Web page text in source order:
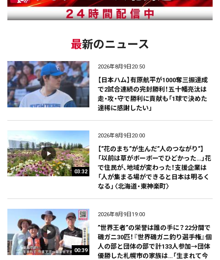
最新のニュース
2026年8月9日20:50
【日本ハム】有原航平が1000奪三振達成
で2試合連続の完封勝利！五十幡亮汰は
走・攻・守で勝利に貢献も「1球で決めた
達稀に感謝したい」
03:32
2026年8月9日20:00
【”花のまち”が生んだ”人のつながり”】
「以前は草がボーボーでひどかった…」花
で住民が、地域が変わった！支援企業は
「人が集まる場ができると日本は明るく
なる」〈北海道・東神楽町〉
00:39
2026年8月9日19:00
”世界王者”の栄誉は誰の手に？22分間で
磯ガニ30匹！『世界磯ガニ釣り選手権』個
人の部と団体の部で計133人参加→団体
優勝した札幌市の家族は…「生まれて今